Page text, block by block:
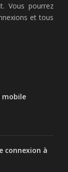
Vous pourrez
et tous
mobile
connexion à